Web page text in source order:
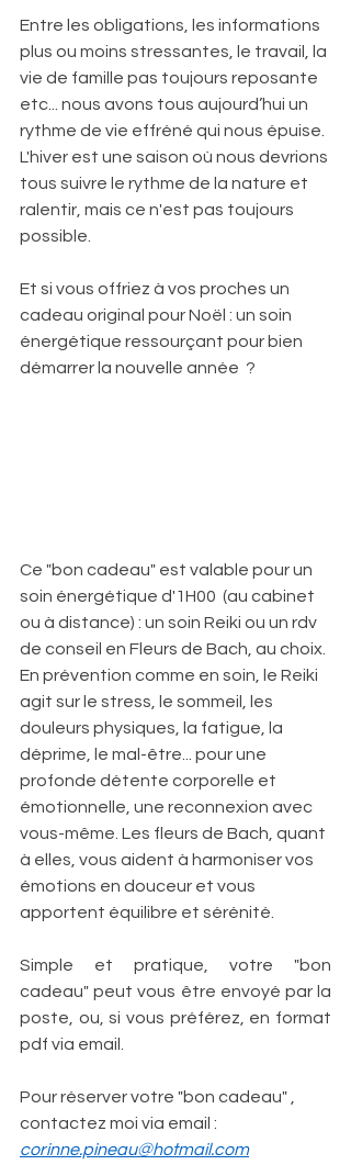
Entre les obligations, les informations
plus ou moins stressantes, le travail, la
vie de famille pas toujours reposante
etc... nous avons tous aujourd’hui un
rythme de vie effréné qui nous épuise.
L'hiver est une saison où nous devrions
tous suivre le rythme de la nature et
ralentir, mais ce n'est pas toujours
possible.
Et si vous offriez à vos proches un
cadeau original pour Noël : un soin
énergétique ressourçant pour bien
démarrer la nouvelle année  ?
Ce "bon cadeau" est valable pour un
soin énergétique d'1H00  (au cabinet
ou à distance) : un soin Reiki ou un rdv
de conseil en Fleurs de Bach, au choix.
En prévention comme en soin, le Reiki
agit sur le stress, le sommeil, les
douleurs physiques, la fatigue, la
déprime, le mal-être... pour une
profonde détente corporelle et
émotionnelle, une reconnexion avec
vous-même. Les fleurs de Bach, quant
à elles, vous aident à harmoniser vos
émotions en douceur et vous
apportent équilibre et sérénité.
Simple et pratique, votre "bon
cadeau" peut vous être envoyé par la
poste, ou, si vous préférez, en format
pdf via email.
Pour réserver votre "bon cadeau" ,
contactez moi via email :
corinne.pineau@hotmail.com